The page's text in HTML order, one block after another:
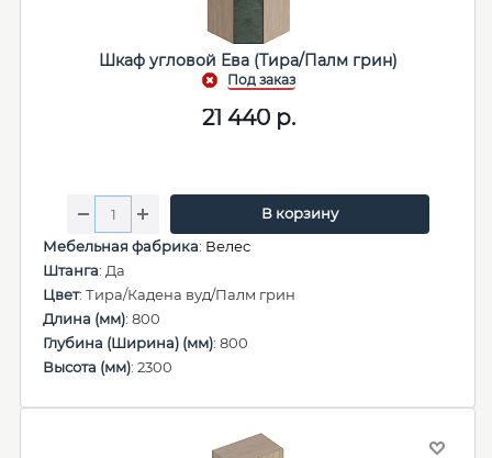
Шкаф угловой Ева (Тира/Палм грин)
21 440р.
В корзину
Мебельная фабрика: Велес
Штанга: Да
Цвет: Тира/Кадена вуд/Палм грин
Длина (мм): 800
Глубина (Ширина) (мм): 800
Высота (мм): 2300